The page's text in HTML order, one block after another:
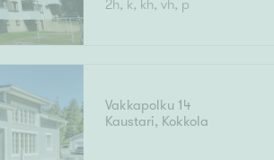
2h, k, kh, vh, p
Vakkapolku 14
Kaustari, Kokkola